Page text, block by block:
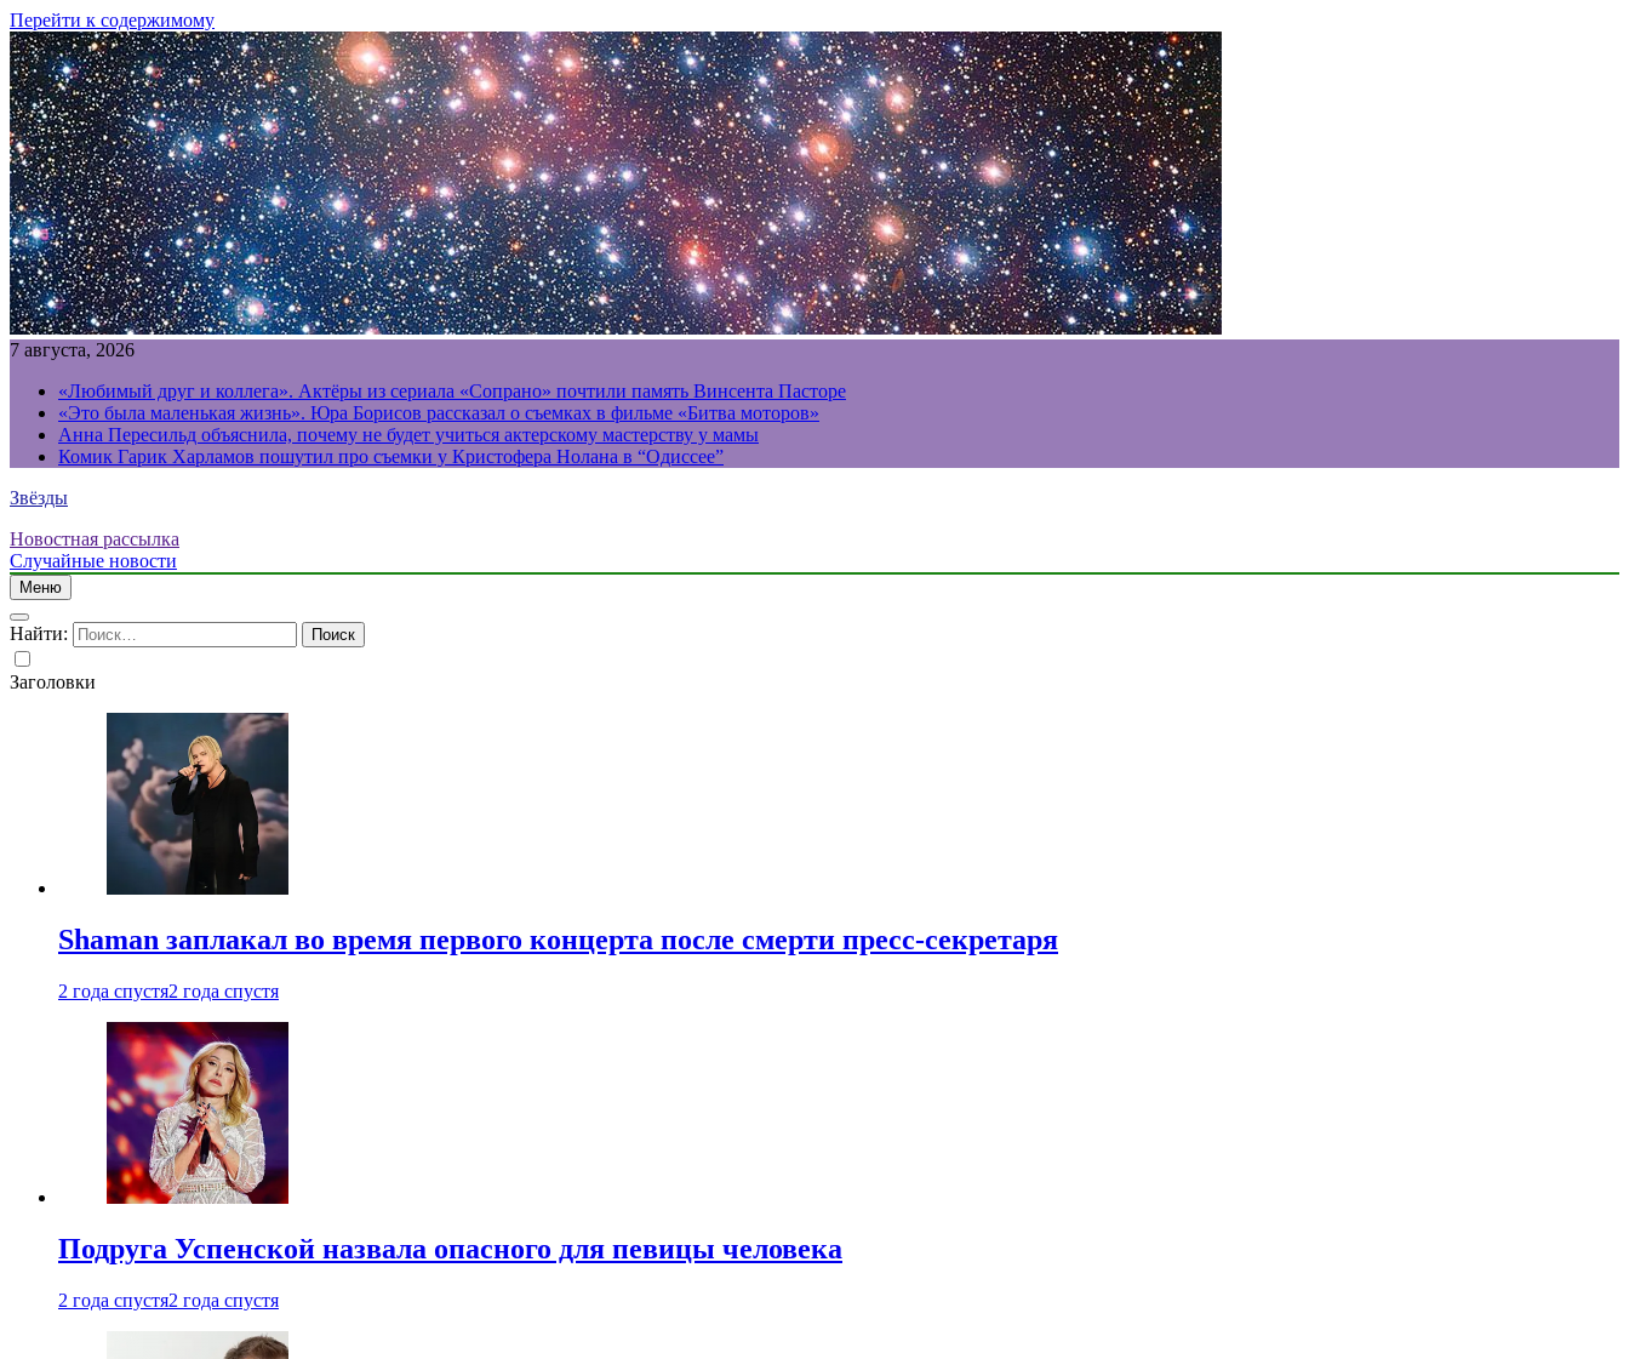
Перейти к содержимому
7 августа, 2026
«Любимый друг и коллега». Актёры из сериала «Сопрано» почтили память Винсента Пасторе
«Это была маленькая жизнь». Юра Борисов рассказал о съемках в фильме «Битва моторов»
Анна Пересильд объяснила, почему не будет учиться актерскому мастерству у мамы
Комик Гарик Харламов пошутил про съемки у Кристофера Нолана в “Одиссее”
Звёзды
Новостная рассылка
Случайные новости
Меню
Найти:
Заголовки
Shaman заплакал во время первого концерта после смерти пресс-секретаря
2 года спустя2 года спустя
Подруга Успенской назвала опасного для певицы человека
2 года спустя2 года спустя